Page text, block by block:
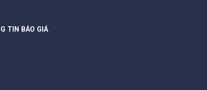
TIN BÁO GIÁ